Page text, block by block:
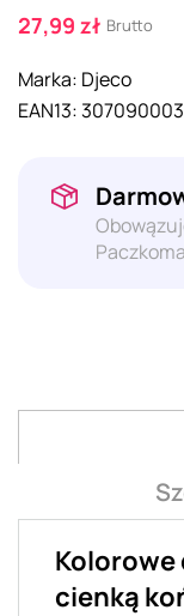
27,99 zł Brutto
Marka: Djeco
EAN13:
Kolorowe
cienką